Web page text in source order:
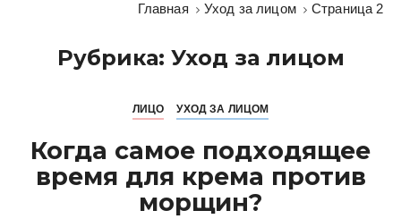
Главная Уход за лицом Страница 2
Рубрика: Уход за лицом
ЛИЦО УХОД ЗА ЛИЦОМ
Когда самое подходящее
время для крема против
морщин?